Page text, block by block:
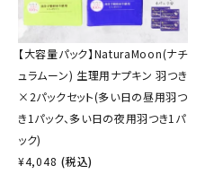
【大容量パック】NaturaMoon(ナチ
ュラムーン) 生理用ナプキン 羽つき
×2パックセット(多い日の昼用羽つ
き1パック、多い日の夜用羽つき1パ
ック)
¥4,048 (税込)